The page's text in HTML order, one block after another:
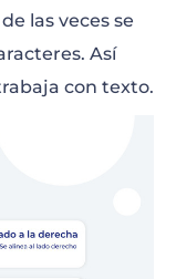
las veces se
Así
con texto.